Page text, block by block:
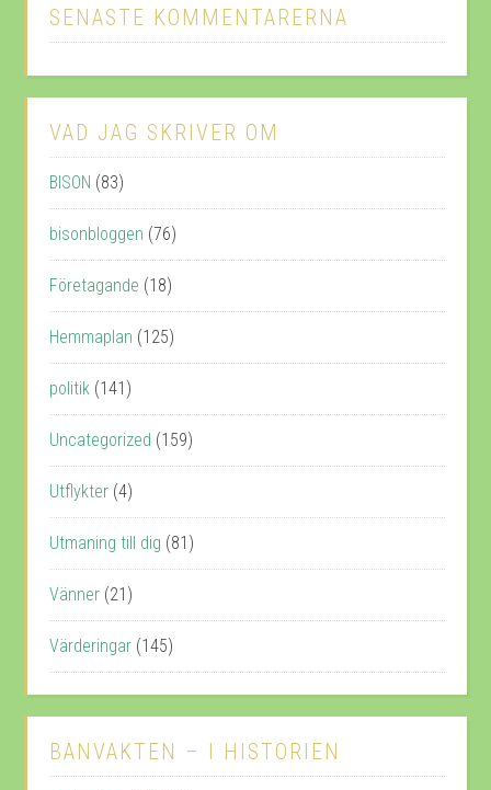
SENASTE KOMMENTARERNA
VAD JAG SKRIVER OM
BISON (83)
bisonbloggen (76)
Företagande (18)
Hemmaplan (125)
politik (141)
Uncategorized (159)
Utflykter (4)
Utmaning till dig (81)
Vänner (21)
Värderingar (145)
BANVAKTEN – I HISTORIEN